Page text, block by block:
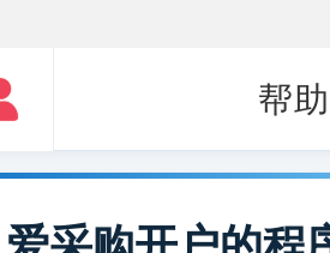
帮